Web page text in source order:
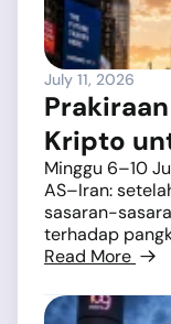
July 11, 2026
Kripto
Minggu 6–10
AS–Iran:
sasaran-
terhadap
Read More